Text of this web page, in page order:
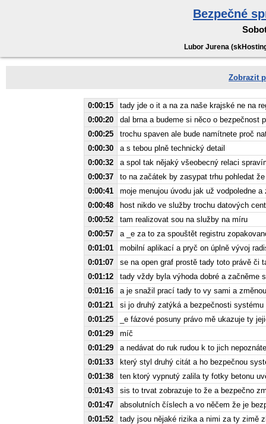
Bezpečné
Lubor Jurena
Zobrazit
0:00:15
tady jde o it a na za naše krajské ne na
0:00:20
dal brna a budeme si něco o bezpečnost
0:00:25
trochu spaven ale bude namítnete proč
0:00:30
a s tebou plně technický detail
0:00:32
a spol tak nějaký všeobecný relaci
0:00:37
to na začátek by zasypat trhu pohledat
0:00:41
moje menujou úvodu jak už vodpoledne
0:00:48
host nikdo ve služby trochu datových
0:00:52
tam realizovat sou na služby na míru
0:00:57
a _e za to za spouštět registru
0:01:01
mobilní aplikací a pryč on úplně vývoj
0:01:07
se na open graf prostě tady toto právě či
0:01:12
tady vždy byla výhoda dobré a začněme
0:01:16
a je snažil prací tady to vy sami a
0:01:21
si jo druhý zatýká a bezpečnosti systému
0:01:25
_e fázové posuny právo mě ukazuje ty
0:01:29
míč
0:01:29
a nedávat do ruk rudou k to jich nepoznáte
0:01:33
který styl druhý citát a ho bezpečnou
0:01:38
ten ktorý vypnutý zalila ty fotky betonu
0:01:43
sis to trvat zobrazuje to že a bezpečno
0:01:47
absolutních číslech a vo něčem že je
0:01:52
tady jsou nějaké rizika a nimi za ty zimě